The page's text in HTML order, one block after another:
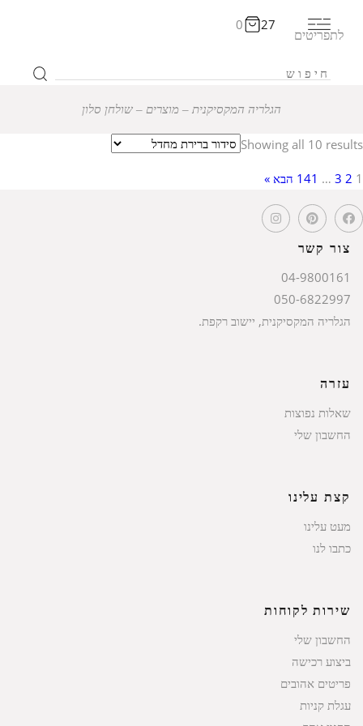
27
0
לתפריטים
הגלריה המקסיקנית ‒ מוצרים ‒ שולחן סלון
Showing all 10 results
1
2
3
…
141 הבא »
צור קשר
04-9800161
050-6822997
הגלריה המקסיקנית, יישוב רקפת.
עזרה
שאלות נפוצות
החשבון שלי
קצת עלינו
מעט עלינו
כתבו לנו
שירות לקוחות
החשבון שלי
ביצוע רכישה
פריטים אהובים
עגלת קניות